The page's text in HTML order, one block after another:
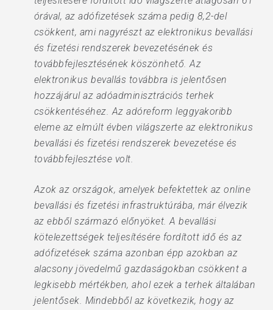
órával, az adófizetések száma pedig 8,2-del
csökkent, ami nagyrészt az elektronikus bevallási
és fizetési rendszerek bevezetésének és
továbbfejlesztésének köszönhető. Az
elektronikus bevallás továbbra is jelentősen
hozzájárul az adóadminisztrációs terhek
csökkentéséhez. Az adóreform leggyakoribb
eleme az elmúlt évben világszerte az elektronikus
bevallási és fizetési rendszerek bevezetése és
továbbfejlesztése volt.
Azok az országok, amelyek befektettek az online
bevallási és fizetési infrastruktúrába, már élvezik
az ebből származó előnyöket. A bevallási
kötelezettségek teljesítésére fordított idő és az
adófizetések száma azonban épp azokban az
alacsony jövedelmű gazdaságokban csökkent a
legkisebb mértékben, ahol ezek a terhek általában
jelentősek. Mindebből az következik, hogy az